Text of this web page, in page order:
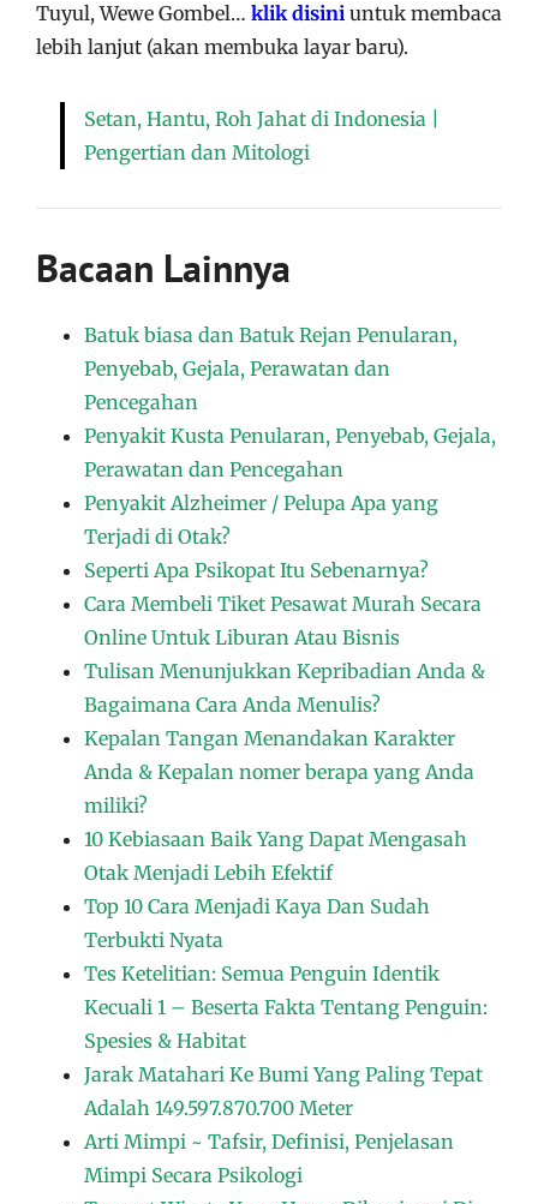
Tuyul, Wewe Gombel… klik disini untuk membaca
lebih lanjut (akan membuka layar baru).
Setan, Hantu, Roh Jahat di Indonesia |
Pengertian dan Mitologi
Bacaan Lainnya
Batuk biasa dan Batuk Rejan Penularan,
Penyebab, Gejala, Perawatan dan
Pencegahan
Penyakit Kusta Penularan, Penyebab, Gejala,
Perawatan dan Pencegahan
Penyakit Alzheimer / Pelupa Apa yang
Terjadi di Otak?
Seperti Apa Psikopat Itu Sebenarnya?
Cara Membeli Tiket Pesawat Murah Secara
Online Untuk Liburan Atau Bisnis
Tulisan Menunjukkan Kepribadian Anda &
Bagaimana Cara Anda Menulis?
Kepalan Tangan Menandakan Karakter
Anda & Kepalan nomer berapa yang Anda
miliki?
10 Kebiasaan Baik Yang Dapat Mengasah
Otak Menjadi Lebih Efektif
Top 10 Cara Menjadi Kaya Dan Sudah
Terbukti Nyata
Tes Ketelitian: Semua Penguin Identik
Kecuali 1 – Beserta Fakta Tentang Penguin:
Spesies & Habitat
Jarak Matahari Ke Bumi Yang Paling Tepat
Adalah 149.597.870.700 Meter
Arti Mimpi ~ Tafsir, Definisi, Penjelasan
Mimpi Secara Psikologi